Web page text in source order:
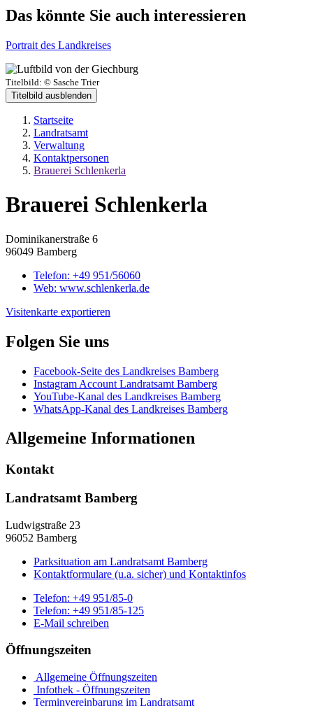
Das könnte Sie auch interessieren
Portrait des Landkreises
Titelbild: © Sasche Trier
Titelbild ausblenden
Startseite
Landratsamt
Verwaltung
Kontaktpersonen
Brauerei Schlenkerla
Brauerei Schlenkerla
Dominikanerstraße 6
96049 Bamberg
Telefon: +49 951/56060
Web: www.schlenkerla.de
Visitenkarte exportieren
Folgen Sie uns
Facebook-Seite des Landkreises Bamberg
Instagram Account Landratsamt Bamberg
YouTube-Kanal des Landkreises Bamberg
WhatsApp-Kanal des Landkreises Bamberg
Allgemeine Informationen
Kontakt
Landratsamt Bamberg
Ludwigstraße 23
96052 Bamberg
Parksituation am Landratsamt Bamberg
Kontaktformulare (u.a. sicher) und Kontaktinfos
Telefon: +49 951/85-0
Telefon: +49 951/85-125
E-Mail schreiben
Öffnungszeiten
Allgemeine Öffnungszeiten
Infothek - Öffnungszeiten
Terminvereinbarung im Landratsamt